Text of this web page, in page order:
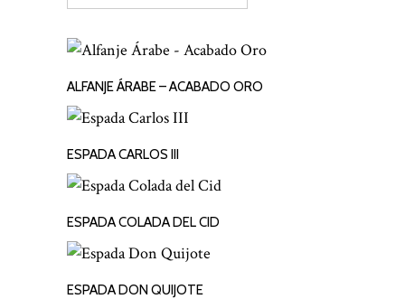
LEER MÁS
ALFANJE ÁRABE – ACABADO ORO
LEER MÁS
ESPADA CARLOS III
LEER MÁS
ESPADA COLADA DEL CID
LEER MÁS
ESPADA DON QUIJOTE